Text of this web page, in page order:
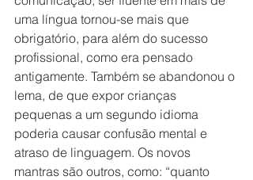
uma língua tornou-se mais que
obrigatório, para além do sucesso
profissional, como era pensado
antigamente. Também se abandonou o
lema, de que expor crianças
pequenas a um segundo idioma
poderia causar confusão mental e
atraso de linguagem. Os novos
mantras são outros, como: “quanto